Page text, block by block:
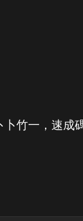
卜竹一，速成